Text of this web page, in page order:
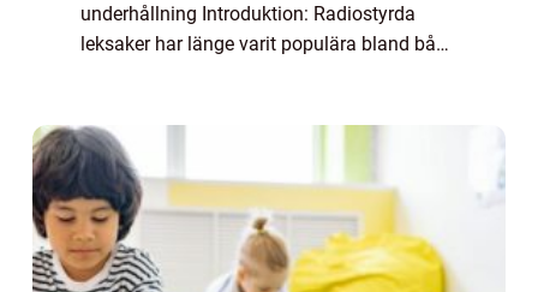
underhållning Introduktion: Radiostyrda
leksaker har länge varit populära bland både
underhållning...